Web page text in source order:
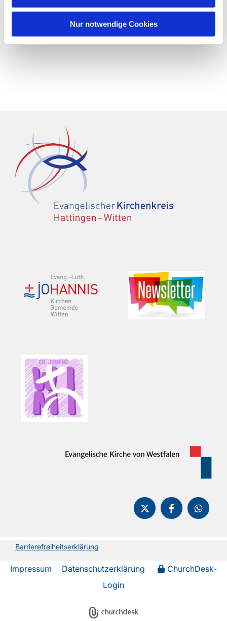
Nur notwendige Cookies
Barrierefreiheitserklärung
Impressum Datenschutzerklärung
ChurchDesk-
Login